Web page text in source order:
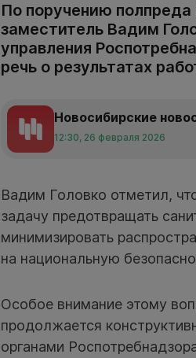
По поручению
заместитель Вадим
управления
речь о результатах
Новосибирские
12:30, 26 февраля 2026
Вадим Головко отметил,
задачу предотвращать
минимизировать
на национальную
Особое внимание этому
продолжается
органами